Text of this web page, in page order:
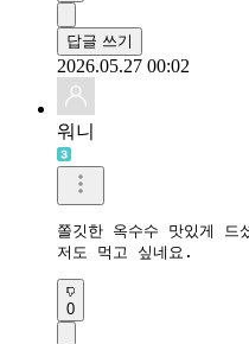
답글 쓰기
2026.05.27 00:02
워니
쫄깃한 옥수수 맛있게 드
저도 먹고 싶네요.
0